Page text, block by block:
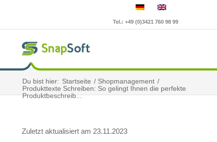
Tel.: +49 (0)3421 760 98 99
Du bist hier: Startseite / Shopmanagement /
Produkttexte Schreiben: So gelingt Ihnen die perfekte
Produktbeschreib...
Zuletzt aktualisiert am 23.11.2023